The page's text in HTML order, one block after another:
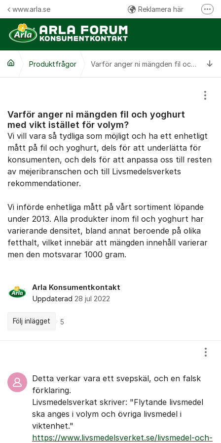
Hoppa till innehåll
www.arla.se Reklamera här
Följ oss på Facebook
Kommentarsregler
Produktfrågor Varför anger ni mängden fil och yoghurt med vikt istället för volym?
Varför anger ni mängden fil och yoghurt
med vikt istället för volym?
Vi vill vara så tydliga som möjligt och ha ett enhetligt
mått på fil och yoghurt, dels för att underlätta för
konsumenten, och dels för att anpassa oss till resten
av mejeribranschen och till Livsmedelsverkets
rekommendationer.
Vi införde enhetliga mått på vårt sortiment löpande
under 2013. Alla produkter inom fil och yoghurt har
varierande densitet, bland annat beroende på olika
fetthalt, vilket innebär att mängden innehåll varierar
men den motsvarar 1000 gram.
Arla Konsumentkontakt
Uppdaterad 28 jul 2022
Följ inlägget 5
Detta verkar vara ett svepskäl, och en falsk
förklaring.
Livsmedelsverkat skriver: "Flytande livsmedel
ska anges i volym och övriga livsmedel i
viktenhet."
https://www.livsmedelsverket.se/livsmedel-och-